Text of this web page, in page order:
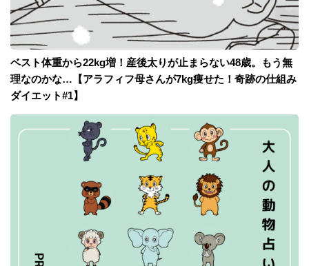
ベスト体重から22kg増！産後太りが止まらない48歳。もう無
理なのかな…【アラフィフ母さんが7kg痩せた！奇跡の仕組み
ダイエット#1】